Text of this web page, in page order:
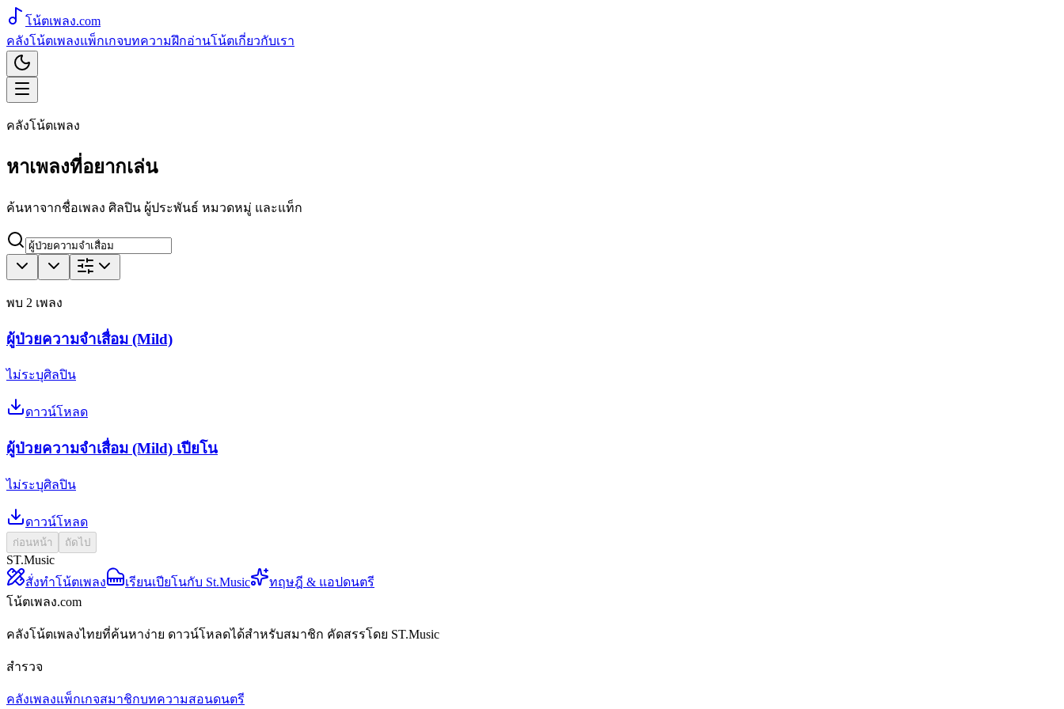
โน้ตเพลง.com
คลังโน้ตเพลงแพ็กเกจบทความฝึกอ่านโน้ตเกี่ยวกับเรา
คลังโน้ตเพลง
หาเพลงที่อยากเล่น
ค้นหาจากชื่อเพลง ศิลปิน ผู้ประพันธ์ หมวดหมู่ และแท็ก
พบ 2 เพลง
ผู้ป่วยความจำเสื่อม (Mild)
ไม่ระบุศิลปิน
ดาวน์โหลด
ผู้ป่วยความจำเสื่อม (Mild) เปียโน
ไม่ระบุศิลปิน
ดาวน์โหลด
ก่อนหน้า ถัดไป
ST.Music
สั่งทำโน้ตเพลง
เรียนเปียโนกับ St.Music
ทฤษฎี & แอปดนตรี
โน้ตเพลง.com
คลังโน้ตเพลงไทยที่ค้นหาง่าย ดาวน์โหลดได้สำหรับสมาชิก คัดสรรโดย ST.Music
สำรวจ
คลังเพลงแพ็กเกจสมาชิกบทความสอนดนตรี